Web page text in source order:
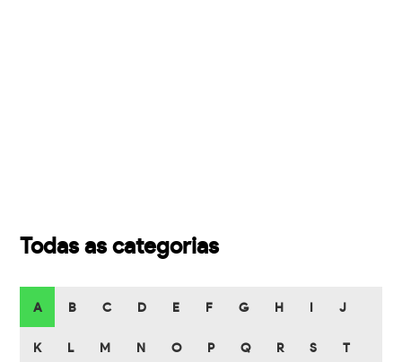
Todas as categorias
A B C D E F G H J
K L M N O P Q R S T